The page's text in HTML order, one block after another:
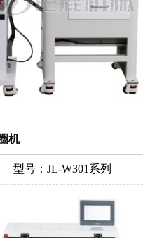
机
型号：JL-W301系列